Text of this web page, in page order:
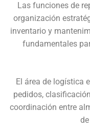
Las funciones de
organización
inventario y
fundamentales
El área de logística
pedidos,
coordinación entre